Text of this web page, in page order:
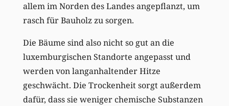
allem im Norden des Landes angepflanzt, um
rasch für Bauholz zu sorgen.
Die Bäume sind also nicht so gut an die
luxemburgischen Standorte angepasst und
werden von langanhaltender Hitze
geschwächt. Die Trockenheit sorgt außerdem
dafür, dass sie weniger chemische Substanzen